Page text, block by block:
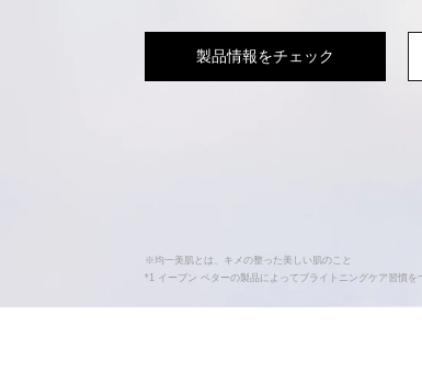
製品情報をチェック
※均一美肌とは、キメの整った美しい肌のこと
*1 イーブン ベターの製品によってブライトニングケア習慣